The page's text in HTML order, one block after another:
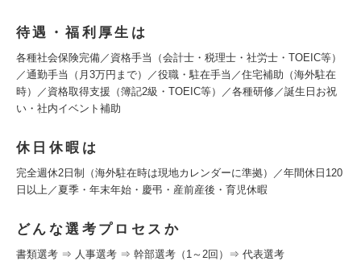
待遇・福利厚生は
各種社会保険完備／資格手当（会計士・税理士・社労士・TOEIC等）
／通勤手当（月3万円まで）／役職・駐在手当／住宅補助（海外駐在
時）／資格取得支援（簿記2級・TOEIC等）／各種研修／誕生日お祝
い・社内イベント補助
休日休暇は
完全週休2日制（海外駐在時は現地カレンダーに準拠）／年間休日120
日以上／夏季・年末年始・慶弔・産前産後・育児休暇
どんな選考プロセスか
書類選考 ⇒ 人事選考 ⇒ 幹部選考（1～2回）⇒ 代表選考